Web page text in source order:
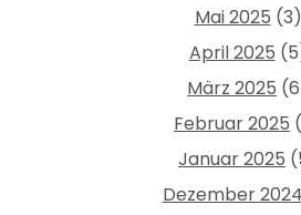
Mai 2025 (3)
April 2025
März 2025
Februar 2025
Januar 2025
Dezember 2024